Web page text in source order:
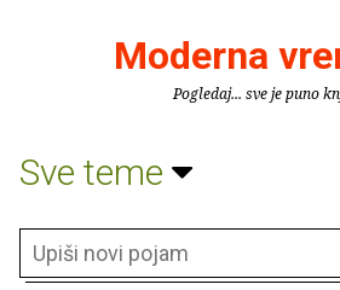
Moderna
Pogledaj... sve je puno
Sve teme